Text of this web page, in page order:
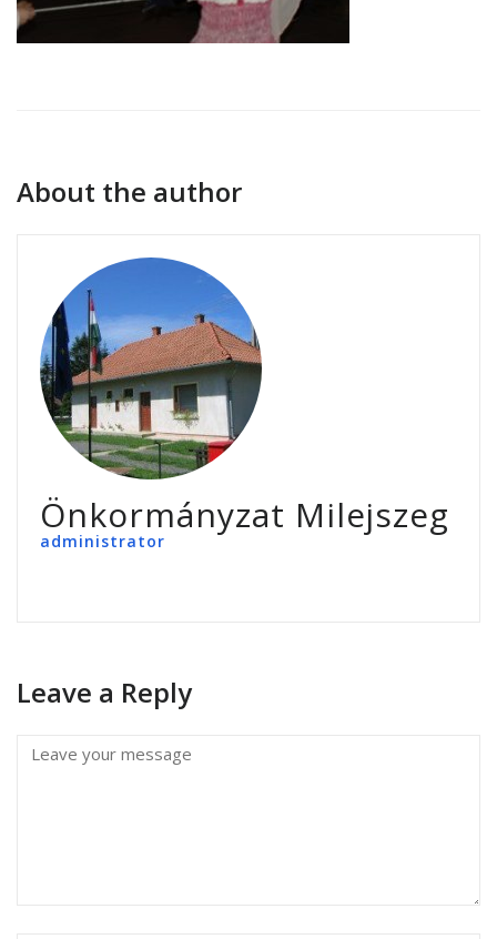
About the author
Önkormányzat Milejszeg
administrator
Leave a Reply